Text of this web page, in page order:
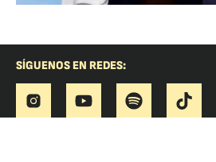
SÍGUENOS EN REDES: